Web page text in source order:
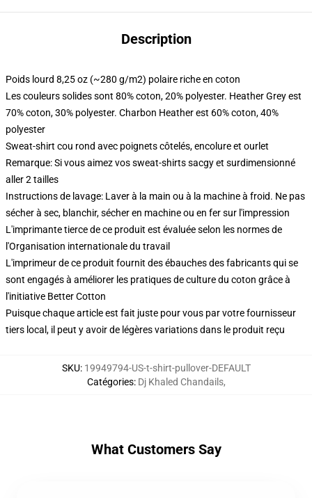
Description
Poids lourd 8,25 oz (~280 g/m2) polaire riche en coton
Les couleurs solides sont 80% coton, 20% polyester. Heather Grey est
70% coton, 30% polyester. Charbon Heather est 60% coton, 40%
polyester
Sweat-shirt cou rond avec poignets côtelés, encolure et ourlet
Remarque: Si vous aimez vos sweat-shirts sacgy et surdimensionné
aller 2 tailles
Instructions de lavage: Laver à la main ou à la machine à froid. Ne pas
sécher à sec, blanchir, sécher en machine ou en fer sur l'impression
L'imprimante tierce de ce produit est évaluée selon les normes de
l'Organisation internationale du travail
L'imprimeur de ce produit fournit des ébauches des fabricants qui se
sont engagés à améliorer les pratiques de culture du coton grâce à
l'initiative Better Cotton
Puisque chaque article est fait juste pour vous par votre fournisseur
tiers local, il peut y avoir de légères variations dans le produit reçu
SKU: 19949794-US-t-shirt-pullover-DEFAULT
Catégories: Dj Khaled Chandails,
What Customers Say